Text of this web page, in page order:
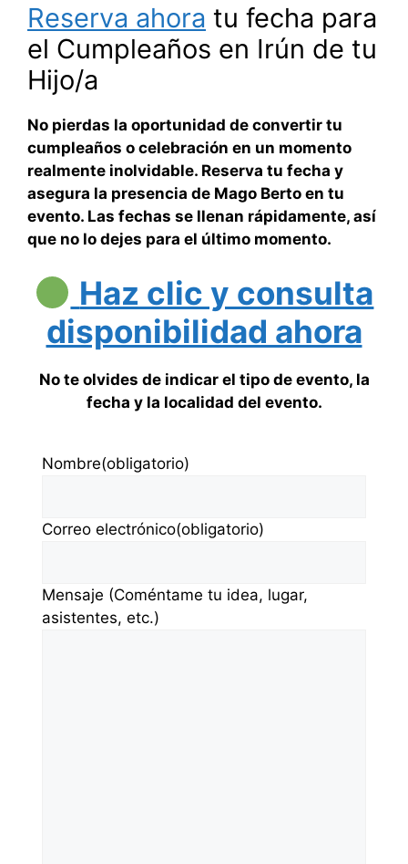
Reserva ahora tu fecha para
el Cumpleaños en Irún de tu
Hijo/a
No pierdas la oportunidad de convertir tu
cumpleaños o celebración en un momento
realmente inolvidable. Reserva tu fecha y
asegura la presencia de Mago Berto en tu
evento. Las fechas se llenan rápidamente, así
que no lo dejes para el último momento.
Haz clic y consulta
disponibilidad ahora
No te olvides de indicar el tipo de evento, la
fecha y la localidad del evento.
Nombre(obligatorio)
Correo electrónico(obligatorio)
Mensaje (Coméntame tu idea, lugar,
asistentes, etc.)